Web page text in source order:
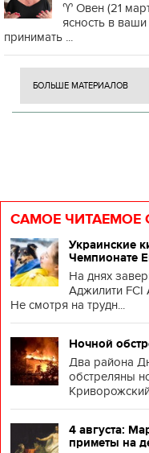
♈️ Овен (21
ясность в
принимать ...
БОЛЬШЕ МАТЕРИАЛОВ
САМОЕ ЧИТАЕМОЕ
Украинские
Чемпионате
На днях
Аджилити FCI
Не смотря на трудн...
Ночной
Два района
обстреляны
4 августа:
приметы на